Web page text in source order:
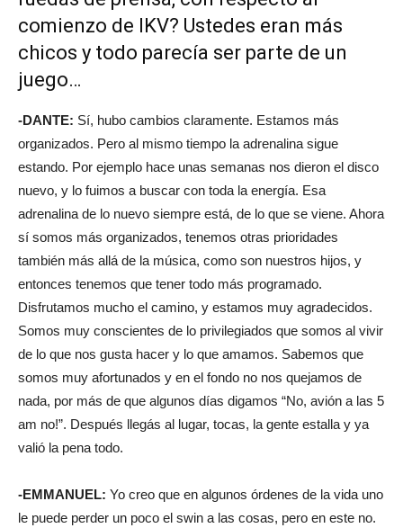
comienzo de IKV? Ustedes eran más
chicos y todo parecía ser parte de un
juego…
-DANTE: Sí, hubo cambios claramente. Estamos más
organizados. Pero al mismo tiempo la adrenalina sigue
estando. Por ejemplo hace unas semanas nos dieron el disco
nuevo, y lo fuimos a buscar con toda la energía. Esa
adrenalina de lo nuevo siempre está, de lo que se viene. Ahora
sí somos más organizados, tenemos otras prioridades
también más allá de la música, como son nuestros hijos, y
entonces tenemos que tener todo más programado.
Disfrutamos mucho el camino, y estamos muy agradecidos.
Somos muy conscientes de lo privilegiados que somos al vivir
de lo que nos gusta hacer y lo que amamos. Sabemos que
somos muy afortunados y en el fondo no nos quejamos de
nada, por más de que algunos días digamos “No, avión a las 5
am no!”. Después llegás al lugar, tocas, la gente estalla y ya
valió la pena todo.
-EMMANUEL: Yo creo que en algunos órdenes de la vida uno
le puede perder un poco el swin a las cosas, pero en este no.